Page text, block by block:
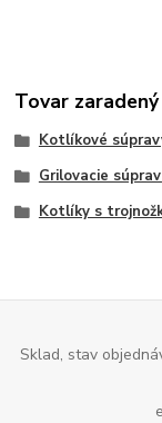
Tovar
Kotlíkové
Grilovacie
Kotlíky s
Sklad, stav